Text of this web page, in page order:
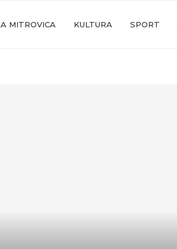
MITROVICA KULTURA SPORT